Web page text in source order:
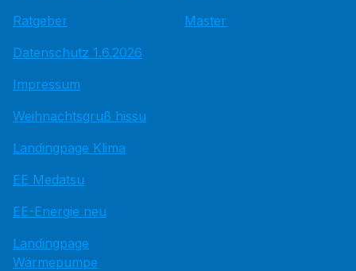
Ratgeber
Datenschutz 1.6.2026
Impressum
Weihnachtsgruß hissu
Landingpage Klima
EE Medatsu
EE-Energie neu
Landingpage
Wärmepumpe
Master